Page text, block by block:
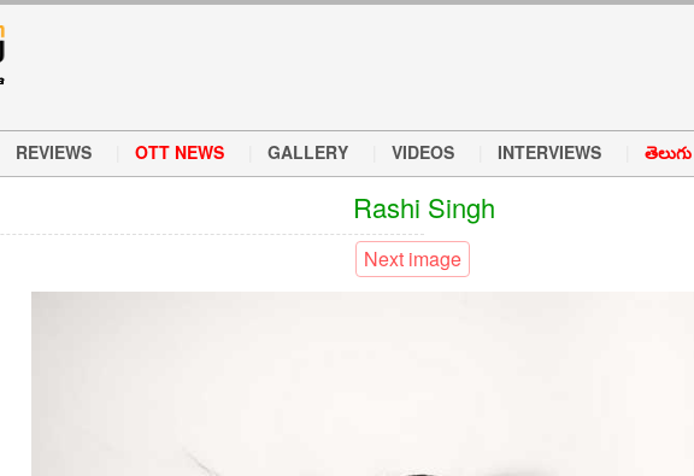
REVIEWS OTT NEWS GALLERY VIDEOS INTERVIEWS
Rashi Singh
Next image